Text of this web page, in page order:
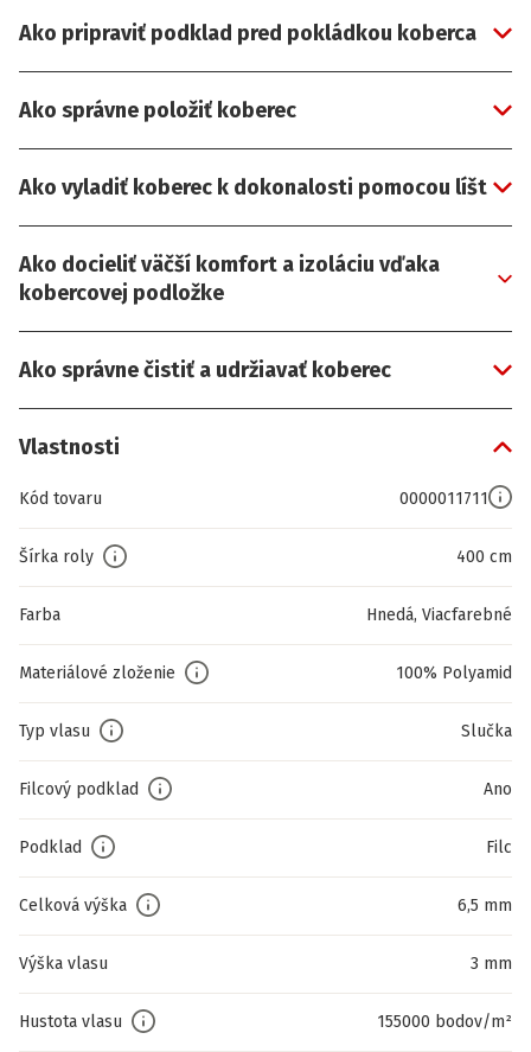
Ako pripraviť podklad pred pokládkou koberca
Ako správne položiť koberec
Ako vyladiť koberec k dokonalosti pomocou líšt
Ako docieliť väčší komfort a izoláciu vďaka
kobercovej podložke
Ako správne čistiť a udržiavať koberec
Vlastnosti
Kód tovaru 0000011711
Šírka roly 400 cm
Farba Hnedá, Viacfarebné
Materiálové zloženie 100% Polyamid
Typ vlasu Slučka
Filcový podklad Ano
Podklad Filc
Celková výška 6,5 mm
Výška vlasu 3 mm
Hustota vlasu 155000 bodov/m²